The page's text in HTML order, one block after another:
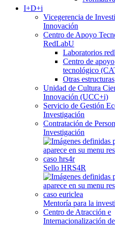
I+D+i
Vicegerencia de
Innovación
Centro de Apoyo
RedLabU
Laboratorios
Centro de apoyo
tecnológico
Otras estructuras
Unidad de Cultura
Innovación (UCC+i)
Servicio de Gestión
Investigación
Contratación de
Investigación
Sello HRS4R
Mentoría para la
Centro de Atracción e
Internacionalización